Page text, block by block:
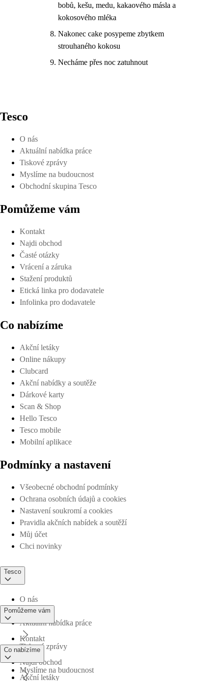
bobů, kešu, medu, kakaového másla a
kokosového mléka
Nakonec cake posypeme zbytkem
strouhaného kokosu
Necháme přes noc zatuhnout
Tesco
O nás
Aktuální nabídka práce
Tiskové zprávy
Myslíme na budoucnost
Obchodní skupina Tesco
Pomůžeme vám
Kontakt
Najdi obchod
Časté otázky
Vrácení a záruka
Stažení produktů
Etická linka pro dodavatele
Infolinka pro dodavatele
Co nabízíme
Akční letáky
Online nákupy
Clubcard
Akční nabídky a soutěže
Dárkové karty
Scan & Shop
Hello Tesco
Tesco mobile
Mobilní aplikace
Podmínky a nastavení
Všeobecné obchodní podmínky
Ochrana osobních údajů a cookies
Nastavení soukromí a cookies
Pravidla akčních nabídek a soutěží
Můj účet
Chci novinky
Tesco
O nás
Aktuální nabídka práce
Tiskové zprávy
Myslíme na budoucnost
Pomůžeme vám
Kontakt
Najdi obchod
Co nabízíme
Akční letáky